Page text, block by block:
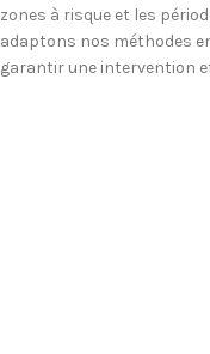
zones à risque et les
adaptons nos méthodes
garantir une intervention